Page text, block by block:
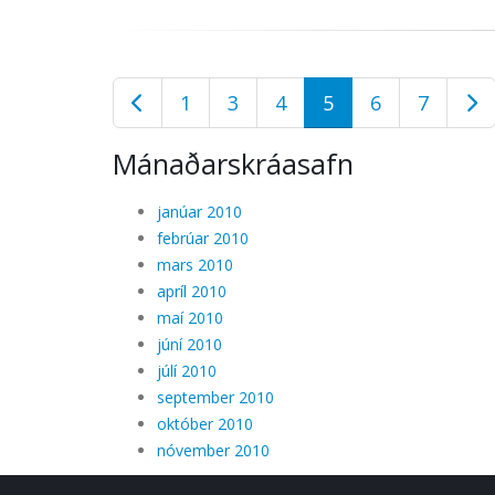
1 3 4 5 6 7
Mánaðarskráasafn
janúar 2010
febrúar 2010
mars 2010
apríl 2010
maí 2010
júní 2010
júlí 2010
september 2010
október 2010
nóvember 2010